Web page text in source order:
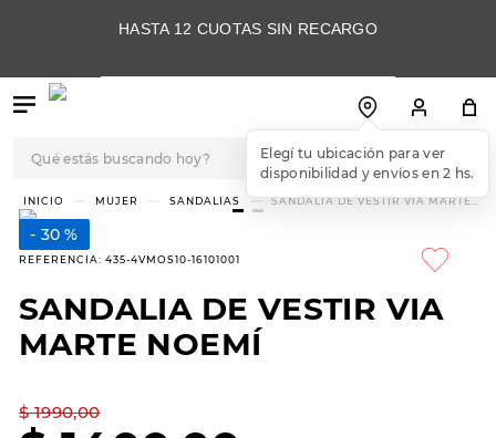
HASTA 12 CUOTAS SIN RECARGO
Elegí tu ubicación para ver
disponibilidad y envíos en 2 hs.
MUJER SANDALIAS
SANDALIA DE VESTIR VIA MARTE
30 %
REFERENCIA: 435-4VMOS10-16101001
SANDALIA DE VESTIR VIA
MARTE NOEMÍ
$ 1990,00
TÉRMINOS MÁS
BUSCADOS
3